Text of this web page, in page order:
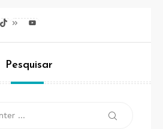
Youtube
Pesquisar
Search